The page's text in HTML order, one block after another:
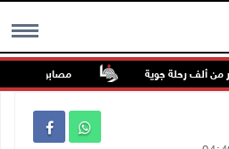
MENU ألف رحلة جوية مصابون بنيران